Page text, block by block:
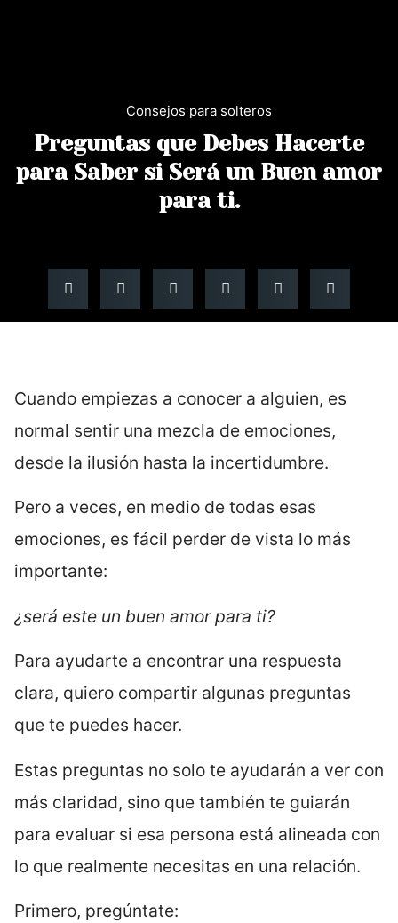
Consejos para solteros
Preguntas que Debes Hacerte
para Saber si Será un Buen amor
para ti.
Cuando empiezas a conocer a alguien, es
normal sentir una mezcla de emociones,
desde la ilusión hasta la incertidumbre.
Pero a veces, en medio de todas esas
emociones, es fácil perder de vista lo más
importante:
¿será este un buen amor para ti?
Para ayudarte a encontrar una respuesta
clara, quiero compartir algunas preguntas
que te puedes hacer.
Estas preguntas no solo te ayudarán a ver con
más claridad, sino que también te guiarán
para evaluar si esa persona está alineada con
lo que realmente necesitas en una relación.
Primero, pregúntate: